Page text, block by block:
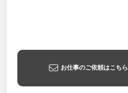
お仕事のご依頼はこちら